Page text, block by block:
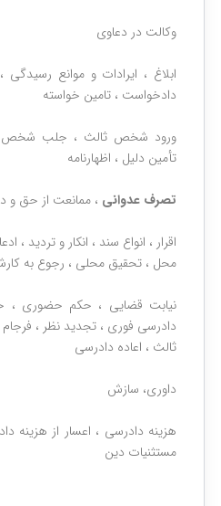
وکالت در دعاوی
ابلاغ ، ایرادات و موانع رسیدگی
دادخواست ، تامین خواسته
ورود شخص ثالث ، جلب شخص
تأمین دلیل ، اظهارنامه
تصرف عدوانی ، ممانعت از حق و
اقرار ، انواع سند ، انکار و تردید ،
محل ، تحقیق محلی ، رجوع به
نیابت قضایی ، حکم حضوری ،
دادرسی فوری ، تجدید نظر ،
ثالث ، اعاده دادرسی
داوری، سازش
هزینه دادرسی ، اعسار از هزینه
مستثنیات دین